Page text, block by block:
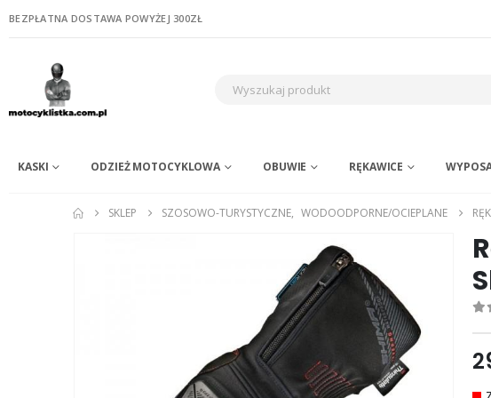
BEZPŁATNA DOSTAWA POWYŻEJ 300ZŁ
KASKI ODZIEŻ MOTOCYKLOWA OBUWIE RĘKAWICE
SKLEP SZOSOWO-TURYSTYCZNE, WODOODPORNE/OCIEPLANE